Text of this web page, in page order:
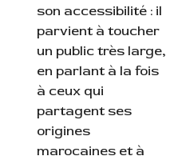
son accessibilité : il
parvient à toucher
un public très large,
en parlant à la fois
à ceux qui
partagent ses
origines
marocaines et à